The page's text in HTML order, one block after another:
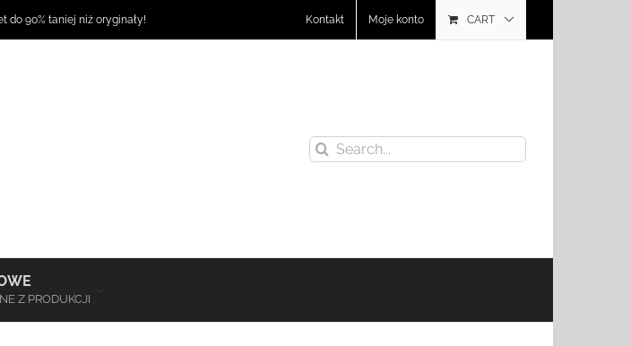
do 90% taniej niż oryginały! Kontakt Moje konto CART
Search
for:
Z PRODUKCJI